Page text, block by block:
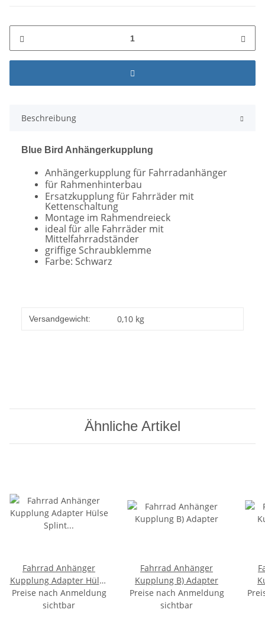
Beschreibung
Blue Bird Anhängerkupplung
Anhängerkupplung für Fahrradanhänger
für Rahmenhinterbau
Ersatzkupplung für Fahrräder mit
Kettenschaltung
Montage im Rahmendreieck
ideal für alle Fahrräder mit
Mittelfahrradständer
griffige Schraubklemme
Farbe: Schwarz
Versandgewicht: 0,10 kg
Ähnliche Artikel
Fahrrad Anhänger
Kupplung Adapter Hülse
Splint A) komplett
Preise nach Anmeldung
sichtbar
Fahrrad Anhänger
Kupplung B) Adapter
Preise nach Anmeldung
sichtbar